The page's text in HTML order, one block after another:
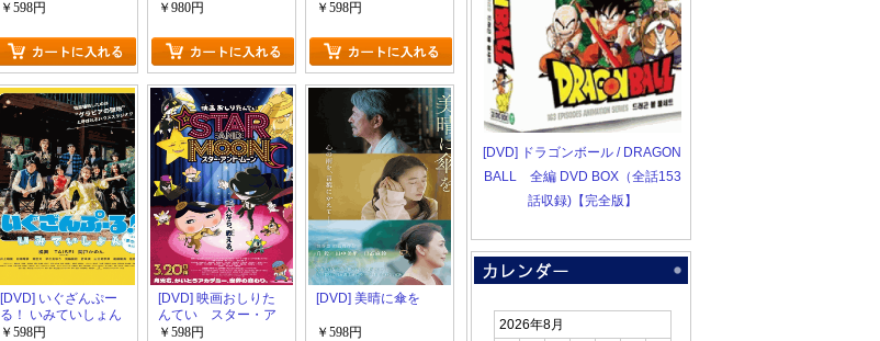
￥598円 ￥980円 ￥598円
[DVD] いぐざんぷー
る！ いみていしょん
￥598円
[DVD] 映画おしりた
んてい スター・ア
ンド・ムーン
￥598円
[DVD] 美晴に傘を
￥598円
[DVD] ドラゴンボール / DRAGON
BALL 全編 DVD BOX（全話153
話収録)【完全版】
2026年8月